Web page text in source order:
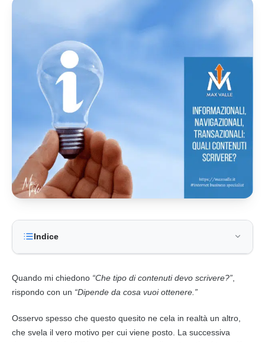
Indice
Quando mi chiedono “Che tipo di contenuti devo scrivere?”
rispondo con un “Dipende da cosa vuoi ottenere.”
Osservo spesso che questo quesito ne cela in realtà un altro,
che svela il vero motivo per cui viene posto. La successiva